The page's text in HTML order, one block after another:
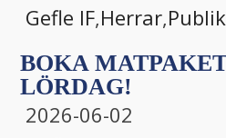
Gefle IF,Herrar,
BOKA
LÖRDAG!
2026-06-02